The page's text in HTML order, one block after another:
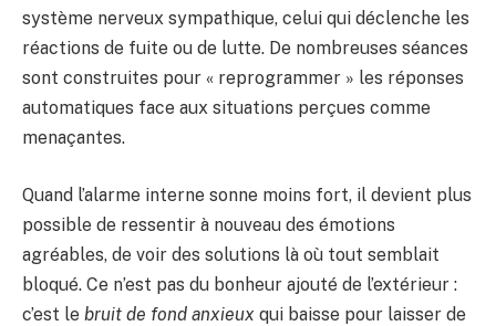
système nerveux sympathique, celui qui déclenche les
réactions de fuite ou de lutte. De nombreuses séances
sont construites pour « reprogrammer » les réponses
automatiques face aux situations perçues comme
menaçantes.
Quand l’alarme interne sonne moins fort, il devient plus
possible de ressentir à nouveau des émotions
agréables, de voir des solutions là où tout semblait
bloqué. Ce n’est pas du bonheur ajouté de l’extérieur :
c’est le bruit de fond anxieux qui baisse pour laisser de